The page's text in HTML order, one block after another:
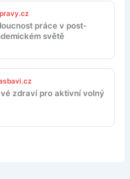
práce v post-
světě
zdraví pro aktivní volný